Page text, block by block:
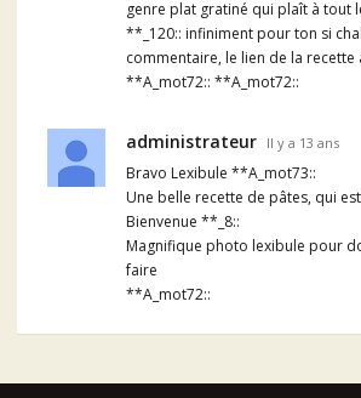
genre plat gratiné qui plaît à tout
**_120:: infiniment pour ton si
commentaire, le lien de la
**A_mot72:: **A_mot72::
administrateur Il y a 13 ans
Bravo Lexibule **A_mot73::
Une belle recette de pâtes, qui
Bienvenue **_8::
Magnifique photo lexibule pour
faire
**A_mot72::